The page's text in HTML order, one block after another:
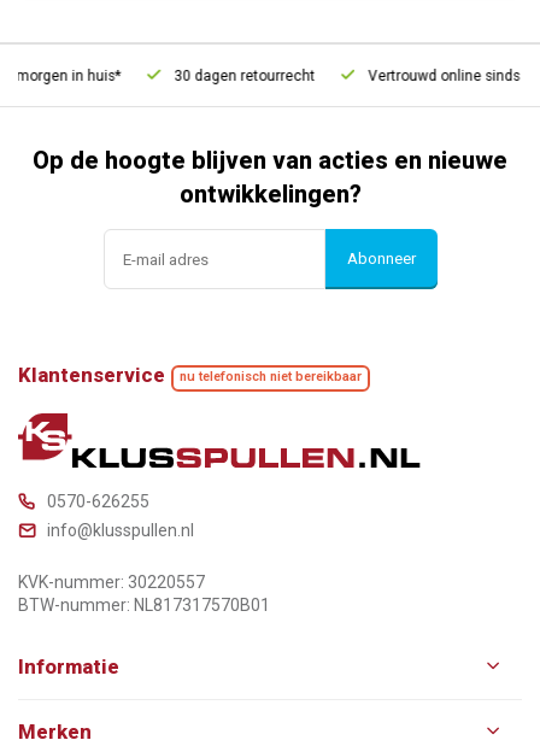
in huis* 30 dagen retourrecht Vertrouwd online sinds 2006
Op de hoogte blijven van acties en nieuwe
ontwikkelingen?
Abonneer
Klantenservice nu telefonisch niet bereikbaar
0570-626255
info@klusspullen.nl
KVK-nummer: 30220557
BTW-nummer: NL817317570B01
Informatie
Merken